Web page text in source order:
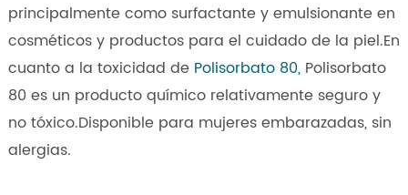
principalmente como surfactante y emulsionante en
cosméticos y productos para el cuidado de la piel.En
cuanto a la toxicidad de Polisorbato 80,Polisorbato
80 es un producto químico relativamente seguro y
no tóxico.Disponible para mujeres embarazadas, sin
alergias.